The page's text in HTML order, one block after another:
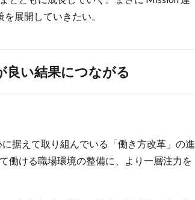
展開していきたい。
良い結果につながる
据えて取り組んでいる「働き方改革」の進
働ける職場環境の整備に、より一層注力を